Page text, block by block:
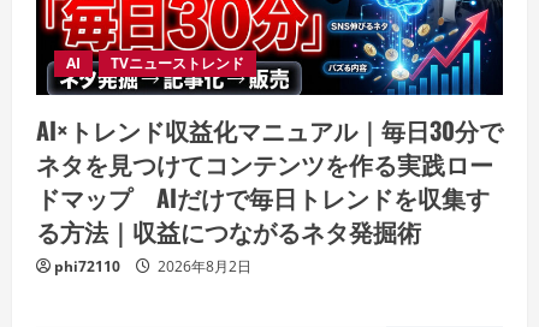
AI TVニューストレンド
AI×トレンド収益化マニュアル｜毎日30分で
ネタを見つけてコンテンツを作る実践ロー
ドマップ AIだけで毎日トレンドを収集す
る方法｜収益につながるネタ発掘術
phi72110 2026年8月2日